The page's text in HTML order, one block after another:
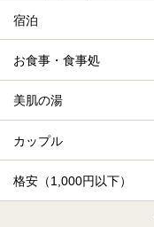
宿泊
お食事・食事処
美肌の湯
カップル
格安（1,000円以下）